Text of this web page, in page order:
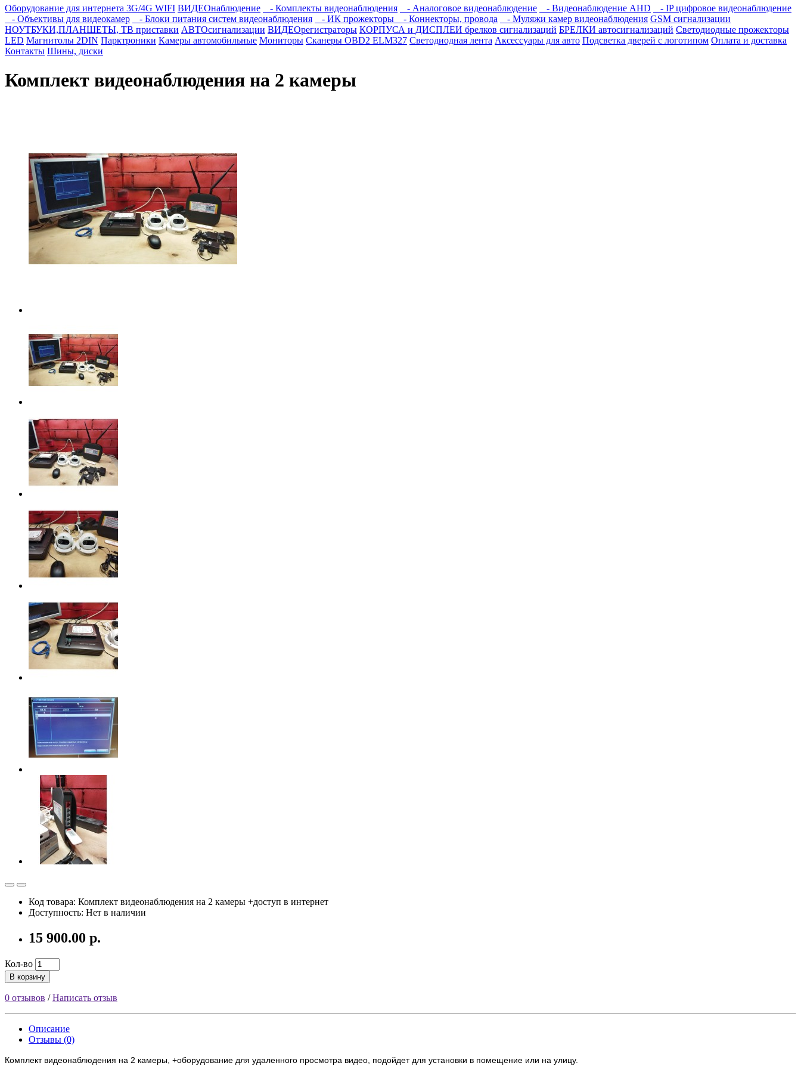
Оборудование для интернета 3G/4G WIFI ВИДЕОнаблюдение - Комплекты видеонаблюдения - Аналоговое видеонаблюдение - Видеонаблюдение AHD
- IP цифровое видеонаблюдение
- Объективы для видеокамер
- Блоки питания систем видеонаблюдения - ИК прожекторы - Коннекторы, провода - Муляжи камер видеонаблюдения GSM сигнализации
НОУТБУКИ,ПЛАНШЕТЫ, ТВ приставки АВТОсигнализации ВИДЕОрегистраторы КОРПУСА и ДИСПЛЕИ брелков сигнализаций БРЕЛКИ автосигнализаций Светодиодные прожекторы
LED Магнитолы 2DIN Парктроники Камеры автомобильные Мониторы Сканеры OBD2 ELM327 Светодиодная лента Аксессуары для авто Подсветка дверей с логотипом Оплата и доставка
Контакты Шины, диски
Комплект видеонаблюдения на 2 камеры
Код товара: Комплект видеонаблюдения на 2 камеры +доступ в интернет
Доступность: Нет в наличии
15 900.00 р.
Кол-во
В корзину
0 отзывов /Написать отзыв
Описание
Отзывы (0)
Комплект видеонаблюдения на 2 камеры, +оборудование для удаленного просмотра видео, подойдет для установки в помещение или на улицу.